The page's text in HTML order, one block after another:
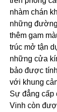
nhàm chán
những
thêm gam
trúc mở tận
những cửa
bảo được
với khung
Sự đẳng cấp
Vinh còn